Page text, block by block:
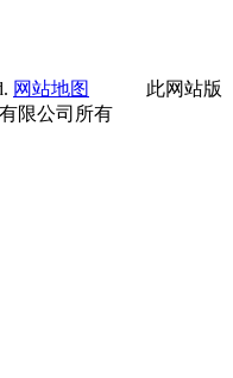
网站地图
此网站版
限公司所有